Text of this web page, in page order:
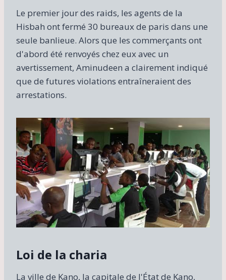
Le premier jour des raids, les agents de la
Hisbah ont fermé 30 bureaux de paris dans une
seule banlieue. Alors que les commerçants ont
d'abord été renvoyés chez eux avec un
avertissement, Aminudeen a clairement indiqué
que de futures violations entraîneraient des
arrestations.
Loi de la charia
La ville de Kano, la capitale de l'État de Kano,